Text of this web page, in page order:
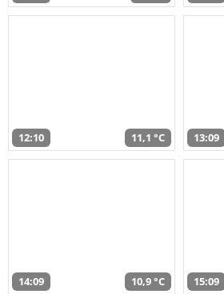
12:10 11,1 °C 13:09
14:09 10,9 °C 15:09